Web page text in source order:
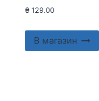
₴ 129.00
В магазин